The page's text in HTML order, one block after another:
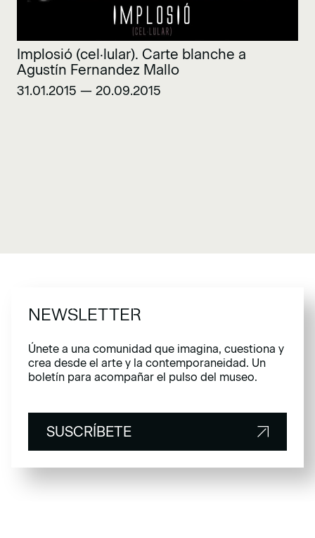
Implosió (cel·lular). Carte blanche a
Agustín Fernandez Mallo
31.01.2015 — 20.09.2015
NEWSLETTER
Únete a una comunidad que imagina, cuestiona y
crea desde el arte y la contemporaneidad. Un
boletín para acompañar el pulso del museo.
SUSCRÍBETE
SUSCRÍBETE